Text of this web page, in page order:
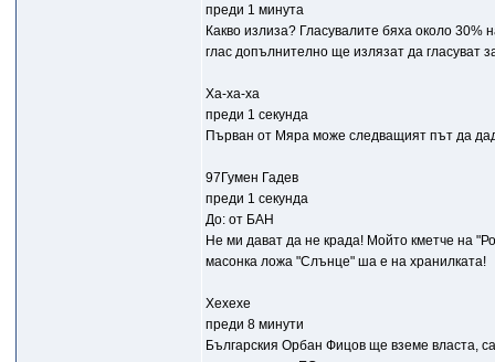
преди 1 минута
Какво излиза? Гласувалите бяха около
глас допълнително ще излязат да гласуват
Ха-ха-ха
преди 1 секунда
Първан от Мяра може следващият път да
97Гумен Гадев
преди 1 секунда
До: от БАН
Не ми дават да не крада! Мойто кметче на
масонка ложа "Слънце" ша е на хранилката!
Хехехе
преди 8 минути
Българския Орбан Фицов ще вземе власта,